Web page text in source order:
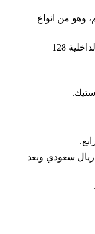
وهو من انواع
الذاكرة العشوائية 48 ميجابايت، والذاكرة الداخلية 128
سعر الجوال على نون قبل الخصم 111.50 ريال سعودي وبعد
.